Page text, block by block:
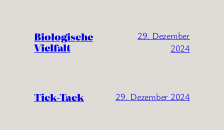
Biologische
Vielfalt
29. Dezember
2024
Tick-Tack 29. Dezember 2024